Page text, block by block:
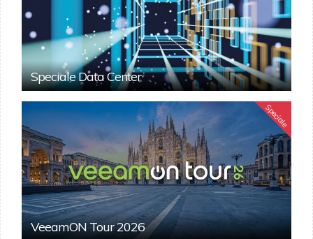
Speciale Data Center
Speciale
VeeamON Tour 2026